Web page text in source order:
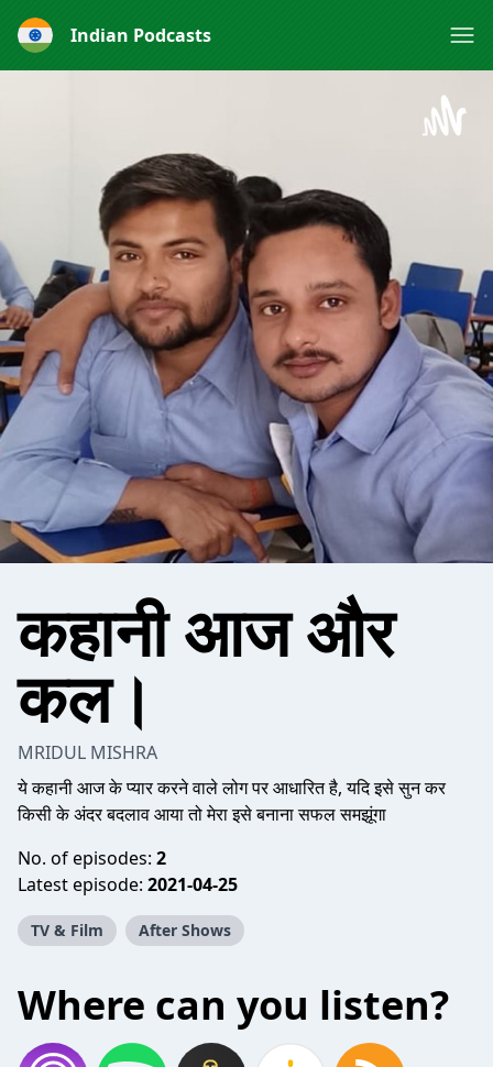
Indian Podcasts
कहानी आज और
कल।
MRIDUL MISHRA
ये कहानी आज के प्यार करने वाले लोग पर आधारित है, यदि इसे सुन कर
किसी के अंदर बदलाव आया तो मेरा इसे बनाना सफल समझूंगा
No. of episodes: 2
Latest episode: 2021-04-25
TV & Film After Shows
Where can you listen?